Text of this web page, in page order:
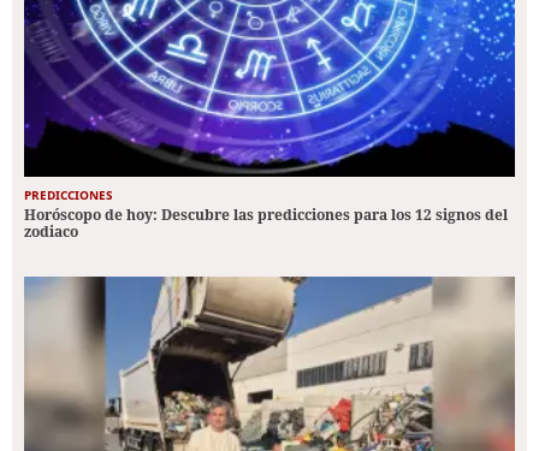
PREDICCIONES
Horóscopo de hoy: Descubre las predicciones para los 12 signos del
zodiaco